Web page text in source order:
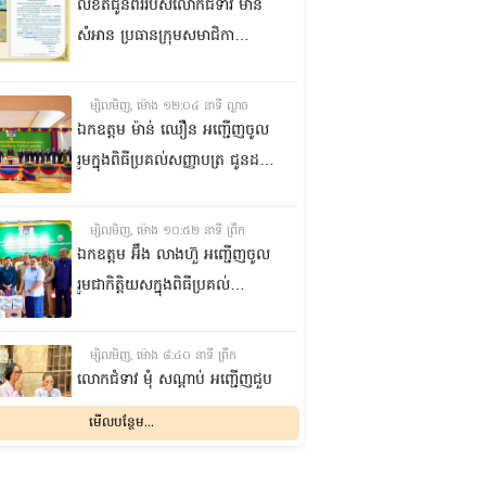
លិខិតជូនពររបស់លោកជំទាវ មាន
សំអាន ប្រធានក្រុម​សមាជិកា
ឃួន ឃុនឌី លេខាធិការក្រុម
សមាជិកាព្រឹទ្ធសភា ក្នុងឱកាស
ប្រកបដោយសិរីមង្គល នៃថ្ងៃចម្រើន
លេខាធិការក្រុមសមាជិកាព្រឹទ្ធសភា
ម្សិលមិញ, ម៉ោង ១២:០៤ នាទី ល្ងាច
ឯកឧត្តម ម៉ាន់ ឈឿន អញ្ជើញចូល
រួមក្នុងពិធីប្រគល់សញ្ញាបត្រ ជូនដល់
សិក្សា នៃសាកលវិទ្យាល័យភូមិន្ទនីតិ
សាស្ត្រ និងវិទ្យាស្ត្រសេដ្ឋកិច្ច
ម្សិលមិញ, ម៉ោង ១០:៥២ នាទី ព្រឹក
ឯកឧត្តម អ‍៊ឹង លាងហ៊ួ អញ្ជើញចូល
រួមជាកិត្តិយសក្នុងពិធីប្រគល់
និងអាល់កុល ជូនដល់មន្ទីរពេទ្យ
បង្អែក និងមណ្ឌលសុខភាពមួយចំនួន
ក្នុងខេត្តកំពង់ឆ្នាំង
ម្សិលមិញ, ម៉ោង ៨:៤០ នាទី ព្រឹក
លោកជំទាវ មុំ សណ្តាប់ អញ្ជើញជួប
សំណេះសំណាល និងសួរសុខទុក្ខ
ជាមួយចលនានារី ក្នុងសង្កាត់ផ្សារ
មើលបន្ថែម...